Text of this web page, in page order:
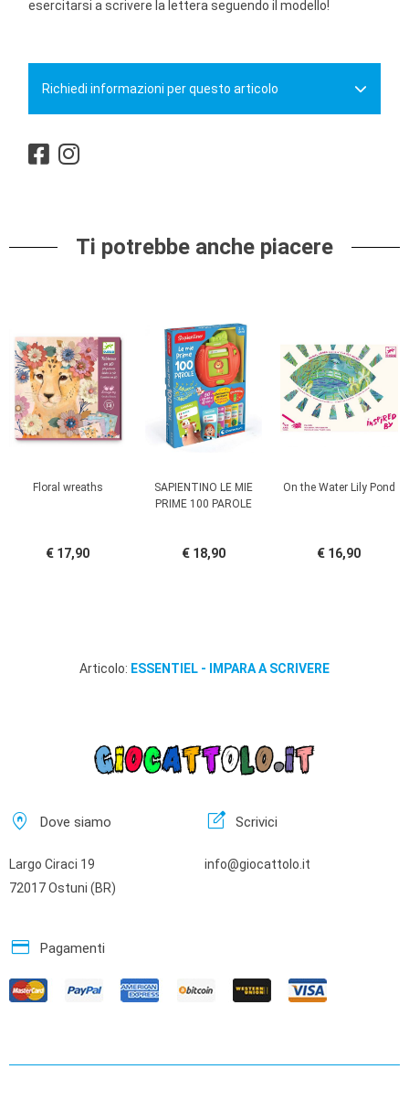
esercitarsi a scrivere la lettera seguendo il modello!
Richiedi informazioni per questo articolo
Ti potrebbe anche piacere
Floral wreaths
€ 17,90
SAPIENTINO LE MIE
PRIME 100 PAROLE
€ 18,90
On the Water Lily Pond
€ 16,90
Articolo: ESSENTIEL - IMPARA A SCRIVERE
home_pin Dove siamo
Largo Ciraci 19
72017 Ostuni (BR)
edit_square Scrivici
info@giocattolo.it
credit_card Pagamenti